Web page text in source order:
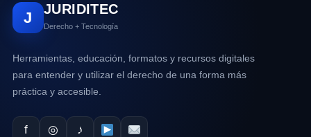
J
JURIDITEC
Derecho + Tecnología
Herramientas, educación, formatos y recursos digitales
para entender y utilizar el derecho de una forma más
práctica y accesible.
f ◎ ♪